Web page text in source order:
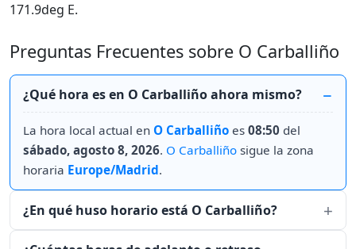
171.9deg E.
Preguntas Frecuentes sobre O Carballiño
¿Qué hora es en O Carballiño ahora mismo?
La hora local actual en O Carballiño es 08:50 del
sábado, agosto 8, 2026. O Carballiño sigue la zona
horaria Europe/Madrid.
¿En qué huso horario está O Carballiño?